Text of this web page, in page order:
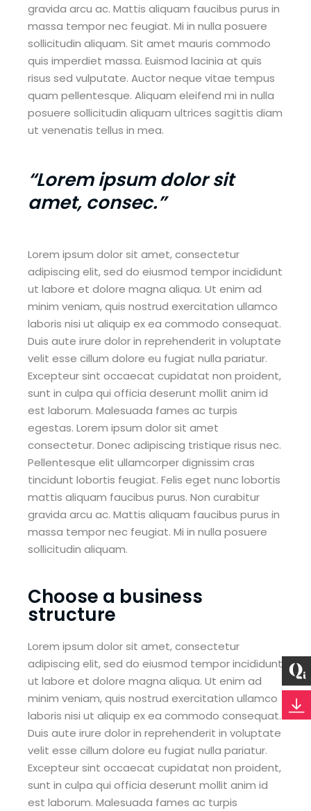
gravida arcu ac. Mattis aliquam faucibus purus in
massa tempor nec feugiat. Mi in nulla posuere
sollicitudin aliquam. Sit amet mauris commodo
quis imperdiet massa. Euismod lacinia at quis
risus sed vulputate. Auctor neque vitae tempus
quam pellentesque. Aliquam eleifend mi in nulla
posuere sollicitudin aliquam ultrices sagittis diam
ut venenatis tellus in mea.
“Lorem ipsum dolor sit
amet, consec.”
Lorem ipsum dolor sit amet, consectetur
adipiscing elit, sed do eiusmod tempor incididunt
ut labore et dolore magna aliqua. Ut enim ad
minim veniam, quis nostrud exercitation ullamco
laboris nisi ut aliquip ex ea commodo consequat.
Duis aute irure dolor in reprehenderit in voluptate
velit esse cillum dolore eu fugiat nulla pariatur.
Excepteur sint occaecat cupidatat non proident,
sunt in culpa qui officia deserunt mollit anim id
est laborum. Malesuada fames ac turpis
egestas. Lorem ipsum dolor sit amet
consectetur. Donec adipiscing tristique risus nec.
Pellentesque elit ullamcorper dignissim cras
tincidunt lobortis feugiat. Felis eget nunc lobortis
mattis aliquam faucibus purus. Non curabitur
gravida arcu ac. Mattis aliquam faucibus purus in
massa tempor nec feugiat. Mi in nulla posuere
sollicitudin aliquam.
Choose a business
structure
Lorem ipsum dolor sit amet, consectetur
adipiscing elit, sed do eiusmod tempor incididunt
ut labore et dolore magna aliqua. Ut enim ad
minim veniam, quis nostrud exercitation ullamco
laboris nisi ut aliquip ex ea commodo consequat.
Duis aute irure dolor in reprehenderit in voluptate
velit esse cillum dolore eu fugiat nulla pariatur.
Excepteur sint occaecat cupidatat non proident,
sunt in culpa qui officia deserunt mollit anim id
est laborum. Malesuada fames ac turpis